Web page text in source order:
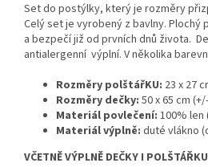
Set do postýlky, který je rozměry
Celý set je vyrobený z bavlny.
a bezpečí již od prvních dnů života.
antialergenní výplní. V několika
Rozměry polštářKU: 23 x 27
Rozměry dečky: 50 x 65 cm
Materiál povlečení: 100% len
Materiál výplně: duté vlákno
VČETNĚ VÝPLNĚ DEČKY I POLŠTÁŘKU